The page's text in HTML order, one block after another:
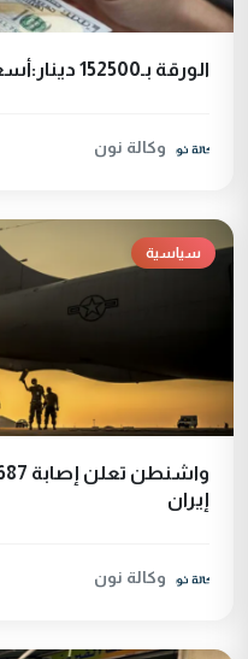
الورقة بـ152500 دينار:أسعار صرف الدولار في العراق
وكالة نون
سياسية
إيران
وكالة نون